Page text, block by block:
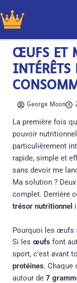
au
contenu
ŒUFS ET
INTÉRÊTS
George Moon
La première fois
pouvoir
particulièrement
rapide, simple et
sans devoir me
Ma solution ? Deux
complet. Derrière
trésor nutritionnel
Pourquoi les œufs
Si les œufs font
sport, c’est avant
protéines. Chaque
autour de 7